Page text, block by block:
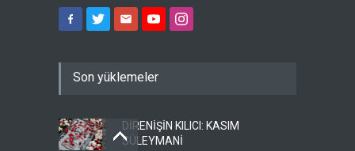
Son yüklemeler
DİRENİŞİN KILICI: KASIM
SÜLEYMANİ